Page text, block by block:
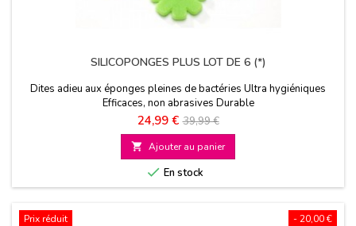
SILICOPONGES PLUS LOT DE 6 (*)
Dites adieu aux éponges pleines de bactéries Ultra hygiéniques
Efficaces, non abrasives Durable
Prix
24,99 € Prix
de
base
39,99 €
 Ajouter au panier
 En stock
- 20,00 €
Prix réduit